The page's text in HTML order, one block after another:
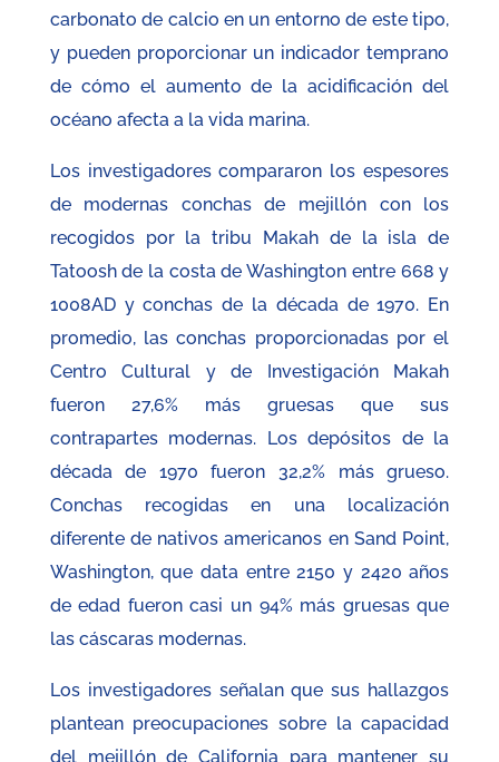
carbonato de calcio en un entorno de este tipo,
y pueden proporcionar un indicador temprano
de cómo el aumento de la acidificación del
océano afecta a la vida marina.
Los investigadores compararon los espesores
de modernas conchas de mejillón con los
recogidos por la tribu Makah de la isla de
Tatoosh de la costa de Washington entre 668 y
1008AD y conchas de la década de 1970. En
promedio, las conchas proporcionadas por el
Centro Cultural y de Investigación Makah
fueron 27,6% más gruesas que sus
contrapartes modernas. Los depósitos de la
década de 1970 fueron 32,2% más grueso.
Conchas recogidas en una localización
diferente de nativos americanos en Sand Point,
Washington, que data entre 2150 y 2420 años
de edad fueron casi un 94% más gruesas que
las cáscaras modernas.
Los investigadores señalan que sus hallazgos
plantean preocupaciones sobre la capacidad
del mejillón de California para mantener su